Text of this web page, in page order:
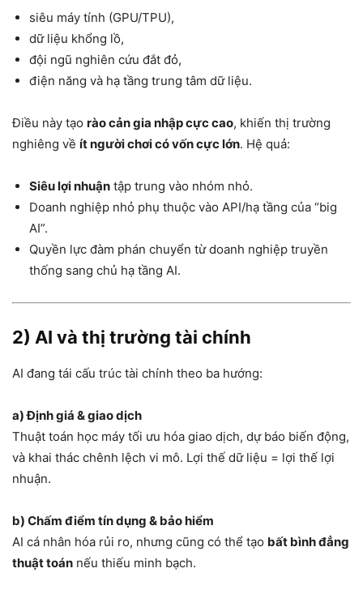
siêu máy tính (GPU/TPU),
dữ liệu khổng lồ,
đội ngũ nghiên cứu đắt đỏ,
điện năng và hạ tầng trung tâm dữ liệu.
Điều này tạo rào cản gia nhập cực cao, khiến thị trường
nghiêng về ít người chơi có vốn cực lớn. Hệ quả:
Siêu lợi nhuận tập trung vào nhóm nhỏ.
Doanh nghiệp nhỏ phụ thuộc vào API/hạ tầng của “big
AI”.
Quyền lực đàm phán chuyển từ doanh nghiệp truyền
thống sang chủ hạ tầng AI.
2) AI và thị trường tài chính
AI đang tái cấu trúc tài chính theo ba hướng:
a) Định giá & giao dịch
Thuật toán học máy tối ưu hóa giao dịch, dự báo biến động,
và khai thác chênh lệch vi mô. Lợi thế dữ liệu = lợi thế lợi
nhuận.
b) Chấm điểm tín dụng & bảo hiểm
AI cá nhân hóa rủi ro, nhưng cũng có thể tạo bất bình đẳng
thuật toán nếu thiếu minh bạch.